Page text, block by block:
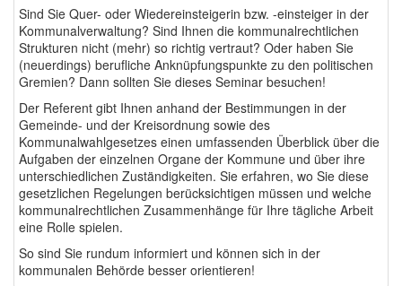
Sind Sie Quer- oder Wiedereinsteigerin bzw. -einsteiger in der
Kommunalverwaltung? Sind Ihnen die kommunalrechtlichen
Strukturen nicht (mehr) so richtig vertraut? Oder haben Sie
(neuerdings) berufliche Anknüpfungspunkte zu den politischen
Gremien? Dann sollten Sie dieses Seminar besuchen!
Der Referent gibt Ihnen anhand der Bestimmungen in der
Gemeinde- und der Kreisordnung sowie des
Kommunalwahlgesetzes einen umfassenden Überblick über die
Aufgaben der einzelnen Organe der Kommune und über ihre
unterschiedlichen Zuständigkeiten. Sie erfahren, wo Sie diese
gesetzlichen Regelungen berücksichtigen müssen und welche
kommunalrechtlichen Zusammenhänge für Ihre tägliche Arbeit
eine Rolle spielen.
So sind Sie rundum informiert und können sich in der
kommunalen Behörde besser orientieren!